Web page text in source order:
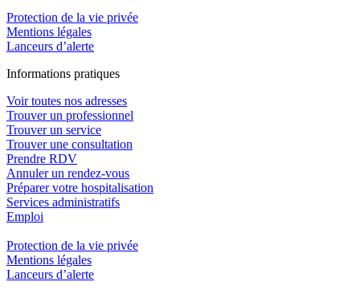
Protection de la vie privée
Mentions légales
Lanceurs d’alerte
Informations pratiques
Voir toutes nos adresses
Trouver un professionnel
Trouver un service
Trouver une consultation
Prendre RDV
Annuler un rendez-vous
Préparer votre hospitalisation
Services administratifs
Emploi​
Protection de la vie privée
Mentions légales
Lanceurs d’alerte